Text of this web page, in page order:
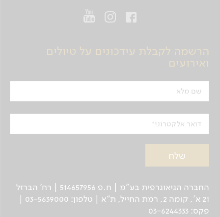
הרשמה לקבלת עידכונים על טיולים
ואירועים
שם מלא
דואר אלקטרוני
החברה הגיאוגרפית בע"מ | ח.פ 514657956 | רח’ הברזל
21 א', קומה 2, רמת החייל, ת“א | טלפון: 03-5639000 |
פקס: 03-6244333